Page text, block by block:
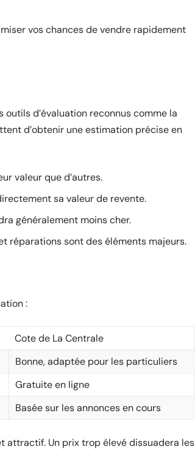
vos chances de vendre rapidement
outils d’évaluation reconnus comme la
d’obtenir une estimation précise en
valeur que d’autres.
sa valeur de revente.
généralement moins cher.
réparations sont des éléments majeurs.
:
Cote de La Centrale
Bonne, adaptée pour les particuliers
Gratuite en ligne
Basée sur les annonces en cours
attractif. Un prix trop élevé dissuadera les